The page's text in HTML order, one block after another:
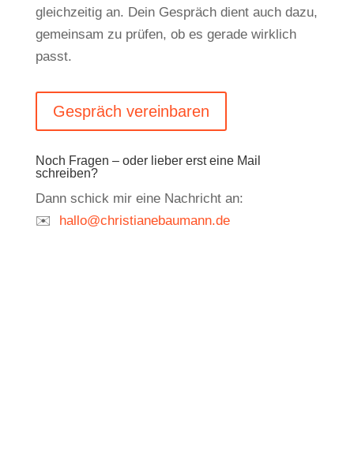
gleichzeitig an. Dein Gespräch dient auch dazu,
gemeinsam zu prüfen, ob es gerade wirklich
passt.
Gespräch vereinbaren
Noch Fragen – oder lieber erst eine Mail
schreiben?
Dann schick mir eine Nachricht an:
✉️ hallo@christianebaumann.de